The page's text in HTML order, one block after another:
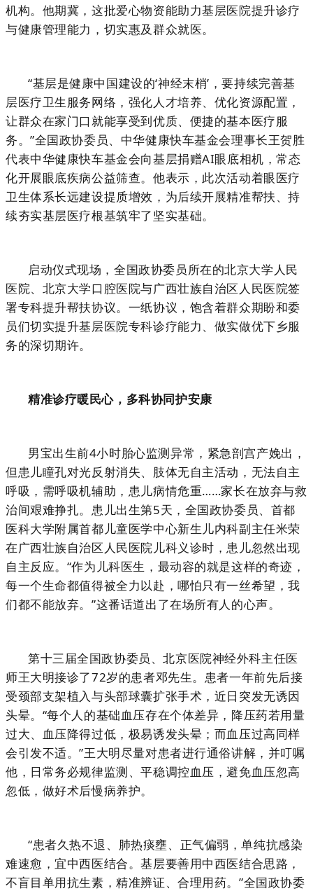
机构。他期冀，这批爱心物资能助力基层医院提升诊疗
与健康管理能力，切实惠及群众就医。
“基层是健康中国建设的‘神经末梢’，要持续完善基
层医疗卫生服务网络，强化人才培养、优化资源配置，
让群众在家门口就能享受到优质、便捷的基本医疗服
务。”全国政协委员、中华健康快车基金会理事长王贺胜
代表中华健康快车基金会向基层捐赠AI眼底相机，常态
化开展眼底疾病公益筛查。他表示，此次活动着眼医疗
卫生体系长远建设提质增效，为后续开展精准帮扶、持
续夯实基层医疗根基筑牢了坚实基础。
启动仪式现场，全国政协委员所在的北京大学人民
医院、北京大学口腔医院与广西壮族自治区人民医院签
署专科提升帮扶协议。一纸协议，饱含着群众期盼和委
员们切实提升基层医院专科诊疗能力、做实做优下乡服
务的深切期许。
精准诊疗暖民心，多科协同护安康
男宝出生前4小时胎心监测异常，紧急剖宫产娩出，
但患儿瞳孔对光反射消失、肢体无自主活动，无法自主
呼吸，需呼吸机辅助，患儿病情危重……家长在放弃与救
治间艰难挣扎。患儿出生第5天，全国政协委员、首都
医科大学附属首都儿童医学中心新生儿内科副主任米荣
在广西壮族自治区人民医院儿科义诊时，患儿忽然出现
自主反应。“作为儿科医生，最动容的就是这样的奇迹，
每一个生命都值得被全力以赴，哪怕只有一丝希望，我
们都不能放弃。”这番话道出了在场所有人的心声。
第十三届全国政协委员、北京医院神经外科主任医
师王大明接诊了72岁的患者邓先生。患者一年前先后接
受颈部支架植入与头部球囊扩张手术，近日突发无诱因
头晕。“每个人的基础血压存在个体差异，降压药若用量
过大、血压降得过低，极易诱发头晕；而血压过高同样
会引发不适。”王大明尽量对患者进行通俗讲解，并叮嘱
他，日常务必规律监测、平稳调控血压，避免血压忽高
忽低，做好术后慢病养护。
“患者久热不退、肺热痰壅、正气偏弱，单纯抗感染
难速愈，宜中西医结合。基层要善用中西医结合思路，
不盲目单用抗生素，精准辨证、合理用药。”全国政协委